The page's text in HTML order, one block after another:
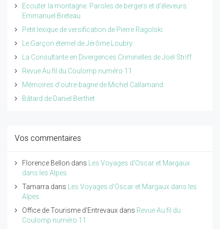
Ecouter la montagne. Paroles de bergers et d'éleveurs.
Emmanuel Breteau
Petit lexique de versification de Pierre Ragolski
Le Garçon éternel de Jérôme Loubry
La Consultante en Divergences Criminelles de Joël Striff
Revue Au fil du Coulomp numéro 11
Mémoires d'outre-bagne de Michel Callamand
Bâtard de Daniel Berthet
Vos commentaires
Florence Bellon dans
Les Voyages d'Oscar et Margaux
dans les Alpes
Tamarra dans
Les Voyages d'Oscar et Margaux dans les
Alpes
Office de Tourisme d'Entrevaux dans Revue Au fil du
Coulomp numéro 11